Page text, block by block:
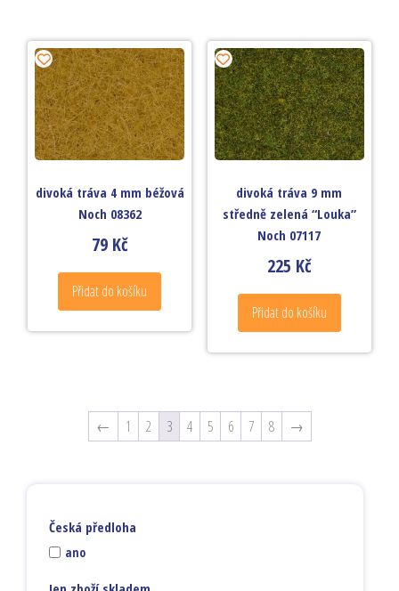
divoká tráva 4 mm béžová
Noch 08362
79 Kč
Přidat do košíku
divoká tráva 9 mm
středně zelená “Louka”
Noch 07117
225 Kč
Přidat do košíku
← 1 2 3 4 5 6 7 8 →
Česká předloha
ano